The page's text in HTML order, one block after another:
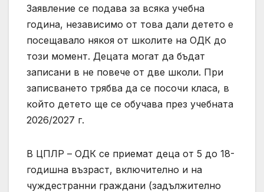
Заявление се подава за всяка учебна
година, независимо от това дали детето е
посещавало някоя от школите на ОДК до
този момент. Децата могат да бъдат
записани в не повече от две школи. При
записването трябва да се посочи класа, в
който детето ще се обучава през учебната
2026/2027 г.
В ЦПЛР – ОДК се приемат деца от 5 до 18-
годишна възраст, включително и на
чуждестранни граждани (задължително